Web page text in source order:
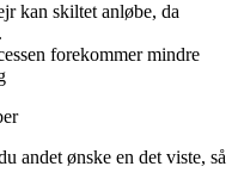
kan skiltet anløbe, da
forekommer mindre
andet ønske en det viste, så